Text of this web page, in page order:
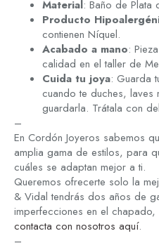
Material: Baño de Plata
Producto
contienen Níquel.
Acabado a mano:
calidad en el taller de
Cuida tu joya: Guarda
cuando te duches, laves
guardarla. Trátala con
–
En Cordón Joyeros sabemos
amplia gama de estilos, para
cuáles se adaptan mejor a ti.
Queremos ofrecerte solo la
& Vidal tendrás dos años de
imperfecciones en el
contacta con nosotros aquí.
–